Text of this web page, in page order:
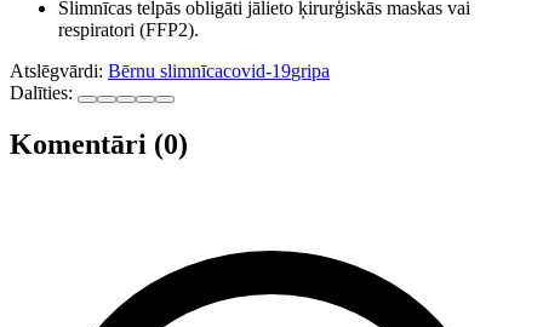
Slimnīcas telpās obligāti jālieto ķirurģiskās maskas vai
respiratori (FFP2).
Atslēgvārdi: Bērnu slimnīcacovid-19gripa
Dalīties:
Komentāri (0)